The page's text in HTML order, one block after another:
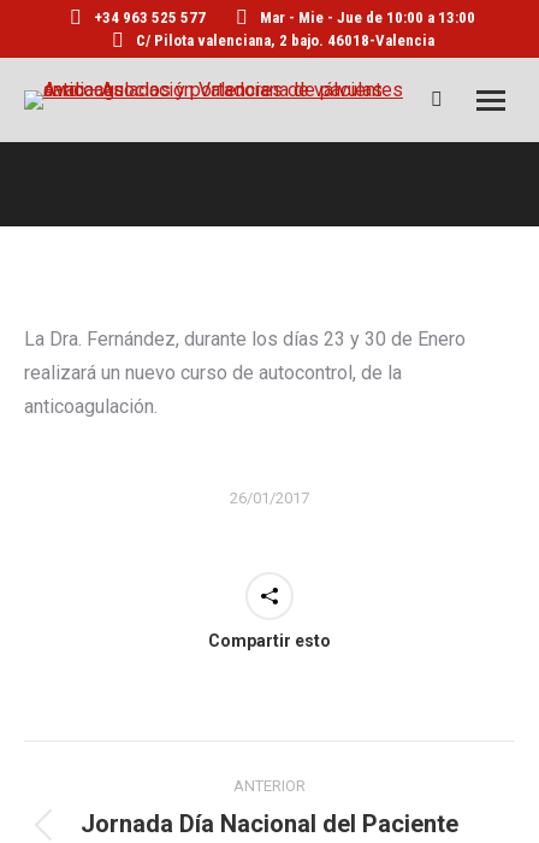
+34 963 525 577
Mar - Mie - Jue de 10:00 a 13:00
C/ Pilota valenciana, 2 bajo. 46018-Valencia
Buscar:
La Dra. Fernández, durante los días 23 y 30 de Enero
realizará un nuevo curso de autocontrol, de la
anticoagulación.
26/01/2017
Compartir esto
entre
ANTERIOR
Jornada Día Nacional del Paciente